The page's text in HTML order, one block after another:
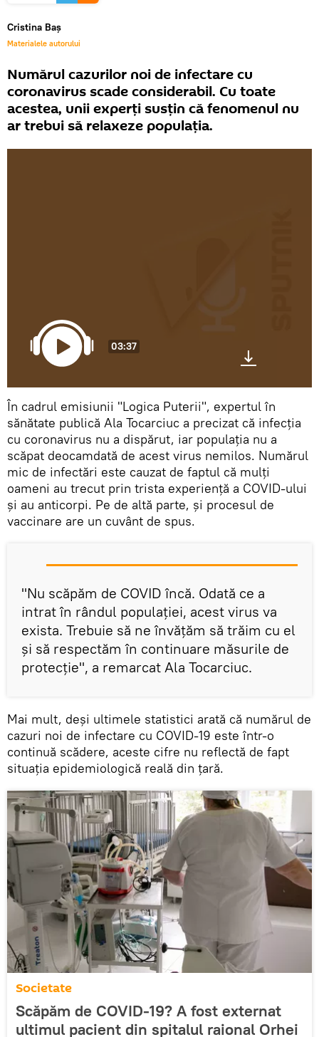
Cristina Baș
Materialele autorului
Numărul cazurilor noi de infectare cu
coronavirus scade considerabil. Cu toate
acestea, unii experți susțin că fenomenul nu
ar trebui să relaxeze populația.
03:37
În cadrul emisiunii "Logica Puterii", expertul în
sănătate publică Ala Tocarciuc a precizat că infecția
cu coronavirus nu a dispărut, iar populația nu a
scăpat deocamdată de acest virus nemilos. Numărul
mic de infectări este cauzat de faptul că mulți
oameni au trecut prin trista experiență a COVID-ului
și au anticorpi. Pe de altă parte, și procesul de
vaccinare are un cuvânt de spus.
"Nu scăpăm de COVID încă. Odată ce a
intrat în rândul populației, acest virus va
exista. Trebuie să ne învățăm să trăim cu el
și să respectăm în continuare măsurile de
protecție", a remarcat Ala Tocarciuc.
Mai mult, deși ultimele statistici arată că numărul de
cazuri noi de infectare cu COVID-19 este într-o
continuă scădere, aceste cifre nu reflectă de fapt
situația epidemiologică reală din țară.
Societate
Scăpăm de COVID-19? A fost externat
ultimul pacient din spitalul raional Orhei